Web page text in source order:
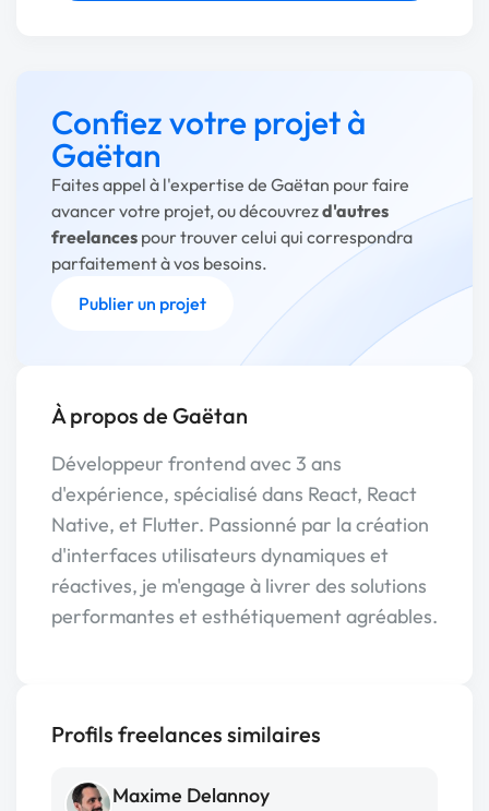
Confiez votre projet à
Gaëtan
Faites appel à l'expertise de Gaëtan pour faire
avancer votre projet, ou découvrezd'autres
freelances pour trouver celui qui correspondra
parfaitement à vos besoins.
Publier un projet
À propos de Gaëtan
Développeur frontend avec 3 ans
d'expérience, spécialisé dans React, React
Native, et Flutter. Passionné par la création
d'interfaces utilisateurs dynamiques et
réactives, je m'engage à livrer des solutions
performantes et esthétiquement agréables.
Profils freelances similaires
Maxime Delannoy